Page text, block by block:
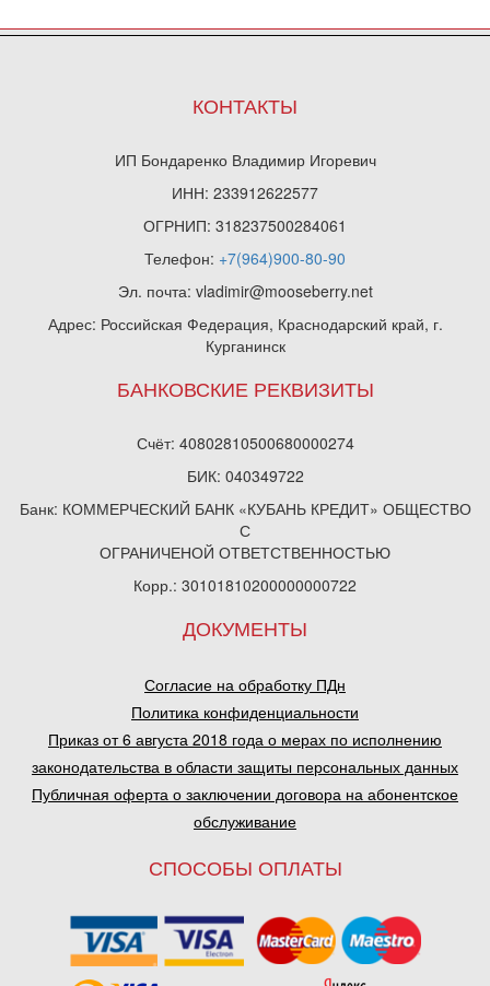
КОНТАКТЫ
ИП Бондаренко Владимир Игоревич
ИНН: 233912622577
ОГРНИП: 318237500284061
Телефон: +7(964)900-80-90
Эл. почта: vladimir@mooseberry.net
Адрес: Российская Федерация, Краснодарский край, г.
Курганинск
БАНКОВСКИЕ РЕКВИЗИТЫ
Счёт: 40802810500680000274
БИК: 040349722
Банк: КОММЕРЧЕСКИЙ БАНК «КУБАНЬ КРЕДИТ» ОБЩЕСТВО
С
ОГРАНИЧЕНОЙ ОТВЕТСТВЕННОСТЬЮ
Корр.: 30101810200000000722
ДОКУМЕНТЫ
Согласие на обработку ПДн
Политика конфиденциальности
Приказ от 6 августа 2018 года о мерах по исполнению
законодательства в области защиты персональных данных
Публичная оферта о заключении договора на абонентское
обслуживание
СПОСОБЫ ОПЛАТЫ